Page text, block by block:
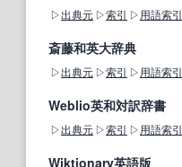
出典元 索引 用語索引
斎藤和英大辞典
出典元 索引 用語索引
Weblio英和対訳辞書
出典元 索引 用語索引
Wiktionary英語版